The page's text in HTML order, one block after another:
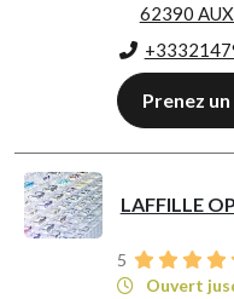
62390
Prenez
LAFFILLE
5
Ouvert